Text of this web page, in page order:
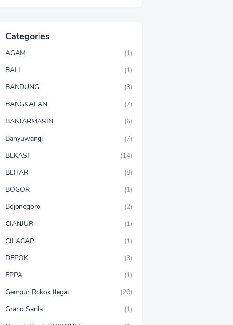
Categories
AGAM
(1)
BALI
(1)
BANDUNG
(3)
BANGKALAN
(7)
BANJARMASIN
(6)
Banyuwangi
(7)
BEKASI
(14)
BLITAR
(8)
BOGOR
(1)
Bojonegoro
(2)
CIANJUR
(1)
CILACAP
(1)
DEPOK
(3)
FPPA
(1)
Gempur Rokok Ilegal
(20)
Grand Sarila
(1)